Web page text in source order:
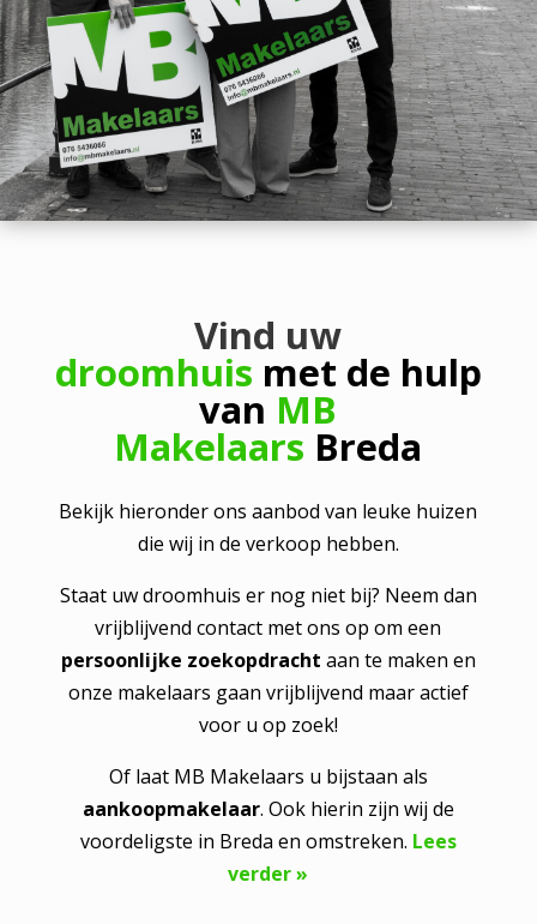
Vind uw
droomhuis met de hulp
van MB
Makelaars Breda
Bekijk hieronder ons aanbod van leuke huizen
die wij in de verkoop hebben.
Staat uw droomhuis er nog niet bij? Neem dan
vrijblijvend contact met ons op om een
persoonlijke zoekopdracht aan te maken en
onze makelaars gaan vrijblijvend maar actief
voor u op zoek!
Of laat MB Makelaars u bijstaan als
aankoopmakelaar. Ook hierin zijn wij de
voordeligste in Breda en omstreken. Lees
verder »